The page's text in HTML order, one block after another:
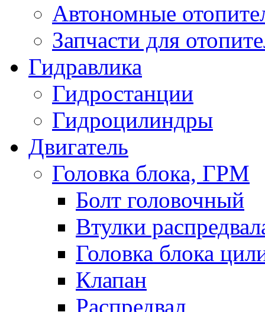
Автономные
Запчасти для
Гидравлика
Гидростанции
Гидроцилиндры
Двигатель
Головка блока, ГРМ
Болт головочный
Втулки
Головка блока
Клапан
Распредвал